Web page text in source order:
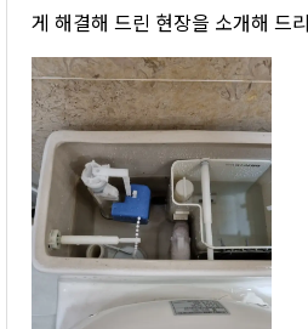
게 해결해 드린 현장을 소개해 드